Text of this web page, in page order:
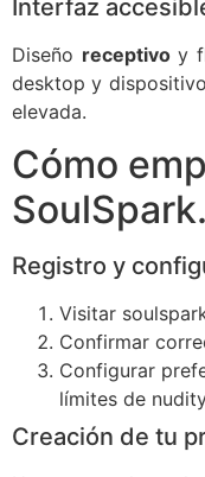
Interfaz
Diseño receptivoy
desktop y
elevada.
Cómo
Registro y
Visitar
Confirmar
Configurar
límites de
Creación de tu